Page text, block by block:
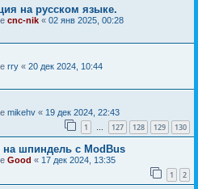
на русском языке.
cnc-nik « 02 янв 2025, 00:28
rry « 20 дек 2024, 10:44
mikehv « 19 дек 2024, 22:43
1 … 127 128 129 130
шпиндель с ModBus
Good « 17 дек 2024, 13:35
1 2